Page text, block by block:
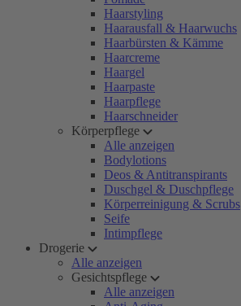
Haarstyling
Haarausfall & Haarwuchs
Haarbürsten & Kämme
Haarcreme
Haargel
Haarpaste
Haarpflege
Haarschneider
Körperpflege
Alle anzeigen
Bodylotions
Deos & Antitranspirants
Duschgel & Duschpflege
Körperreinigung & Scrubs
Seife
Intimpflege
Drogerie
Alle anzeigen
Gesichtspflege
Alle anzeigen